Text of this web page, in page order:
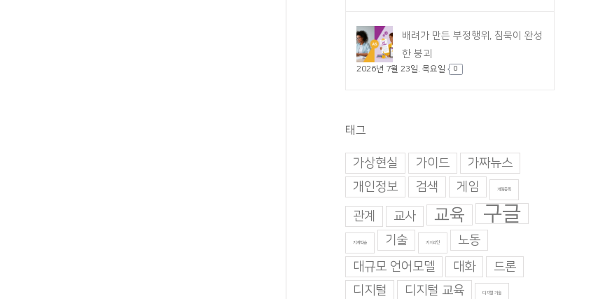
배려가 만든 부정행위, 침묵이 완성
한 붕괴
2026년 7월 23일. 목요일 0
태그
가상현실 가이드
가짜뉴스
개인정보
검색 게임 게임중독
관계 교사 교육 구글
기계학습 기술 기지과인
노동
대규모 언어모델
대화
드론
디지털
디지털 교육 디지털 기술